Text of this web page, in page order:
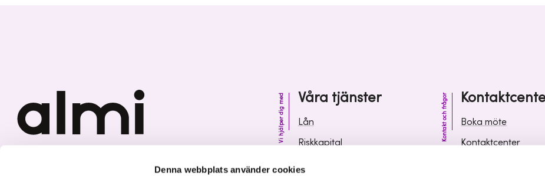
Denna webbplats använder cookies
Våra tjänster
Vi hjälper dig med
Lån
Riskkapital
Kontakt och frågor
Boka möte
Kontaktcenter